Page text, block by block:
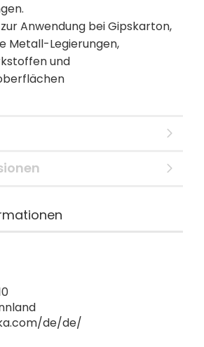
Anwendung bei Gipskarton,
Metall-Legierungen,
und
de/de/